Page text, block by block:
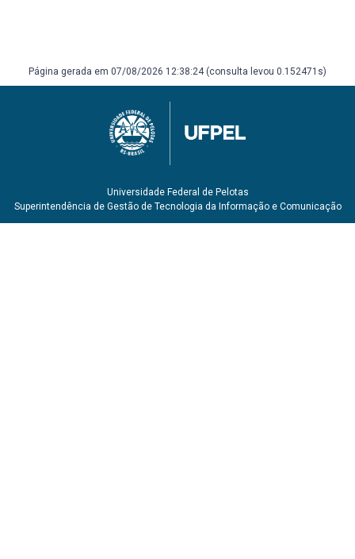
Página gerada em 07/08/2026 12:38:24 (consulta levou 0.152471s)
Universidade Federal de Pelotas
Superintendência de Gestão de Tecnologia da Informação e Comunicação